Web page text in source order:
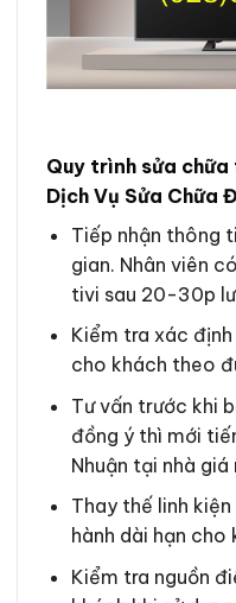
Quy trình sửa
Dịch Vụ Sửa Chữa
Tiếp nhận thông
gian. Nhân viên
tivi sau 20-30p
Kiểm tra xác
cho khách theo
Tư vấn trước khi
đồng ý thì mới
Nhuận tại nhà giá
Thay thế linh
hành dài hạn cho
Kiểm tra nguồn